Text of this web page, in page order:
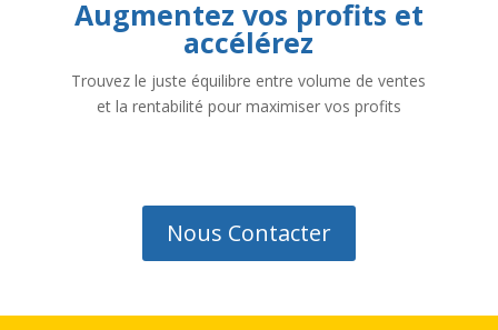
Augmentez vos profits et
accélérez
Trouvez le juste équilibre entre volume de ventes
et la rentabilité pour maximiser vos profits
Nous Contacter